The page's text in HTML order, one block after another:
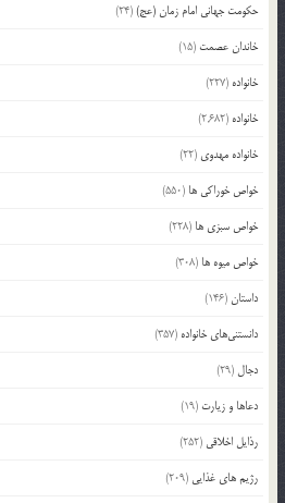
حکومت جهانی امام زمان (عج)(24)
خاندان عصمت (15)
خانواده (227)
خانواده (2,682)
خانواده مهدوی (22)
خواص خوراکی ها (550)
خواص سبزی ها (228)
خواص میوه ها (308)
داستان(146)
دانستنی‌های خانواده (357)
دجال (29)
دعاها و زیارت (19)
رذایل اخلاقی (252)
رژیم های غذایی (209)